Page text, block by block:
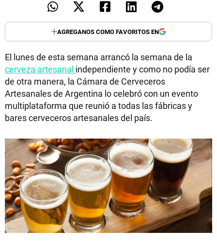
AGREGANOS COMO FAVORITOS EN
El lunes de esta semana arrancó la semana de la
cerveza artesanal independiente y como no podía ser
de otra manera, la Cámara de Cerveceros
Artesanales de Argentina lo celebró con un evento
multiplataforma que reunió a todas las fábricas y
bares cerveceros artesanales del país.